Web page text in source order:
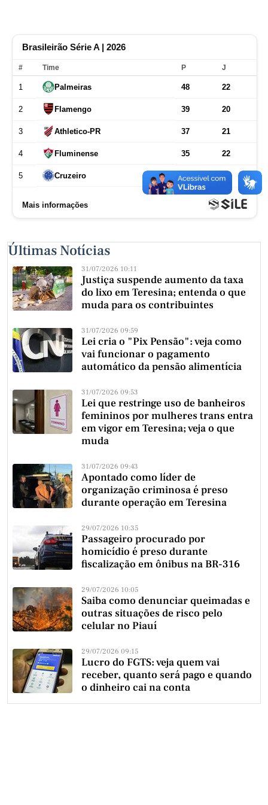
Últimas Notícias
31/07/2026 10:11
Justiça suspende aumento da taxa
do lixo em Teresina; entenda o que
muda para os contribuintes
31/07/2026 09:59
Lei cria o "Pix Pensão": veja como
vai funcionar o pagamento
automático da pensão alimentícia
31/07/2026 09:53
Lei que restringe uso de banheiros
femininos por mulheres trans entra
em vigor em Teresina; veja o que
muda
31/07/2026 09:43
Apontado como líder de
organização criminosa é preso
durante operação em Teresina
29/07/2026 10:35
Passageiro procurado por
homicídio é preso durante
fiscalização em ônibus na BR-316
29/07/2026 10:05
Saiba como denunciar queimadas e
outras situações de risco pelo
celular no Piauí
29/07/2026 09:15
Lucro do FGTS: veja quem vai
receber, quanto será pago e quando
o dinheiro cai na conta